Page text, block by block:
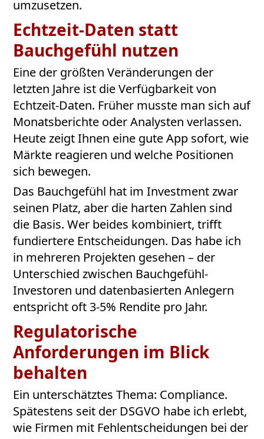
umzusetzen.
Echtzeit-Daten statt
Bauchgefühl nutzen
Eine der größten Veränderungen der
letzten Jahre ist die Verfügbarkeit von
Echtzeit-Daten. Früher musste man sich auf
Monatsberichte oder Analysten verlassen.
Heute zeigt Ihnen eine gute App sofort, wie
Märkte reagieren und welche Positionen
sich bewegen.
Das Bauchgefühl hat im Investment zwar
seinen Platz, aber die harten Zahlen sind
die Basis. Wer beides kombiniert, trifft
fundiertere Entscheidungen. Das habe ich
in mehreren Projekten gesehen – der
Unterschied zwischen Bauchgefühl-
Investoren und datenbasierten Anlegern
entspricht oft 3-5% Rendite pro Jahr.
Regulatorische
Anforderungen im Blick
behalten
Ein unterschätztes Thema: Compliance.
Spätestens seit der DSGVO habe ich erlebt,
wie Firmen mit Fehlentscheidungen bei der